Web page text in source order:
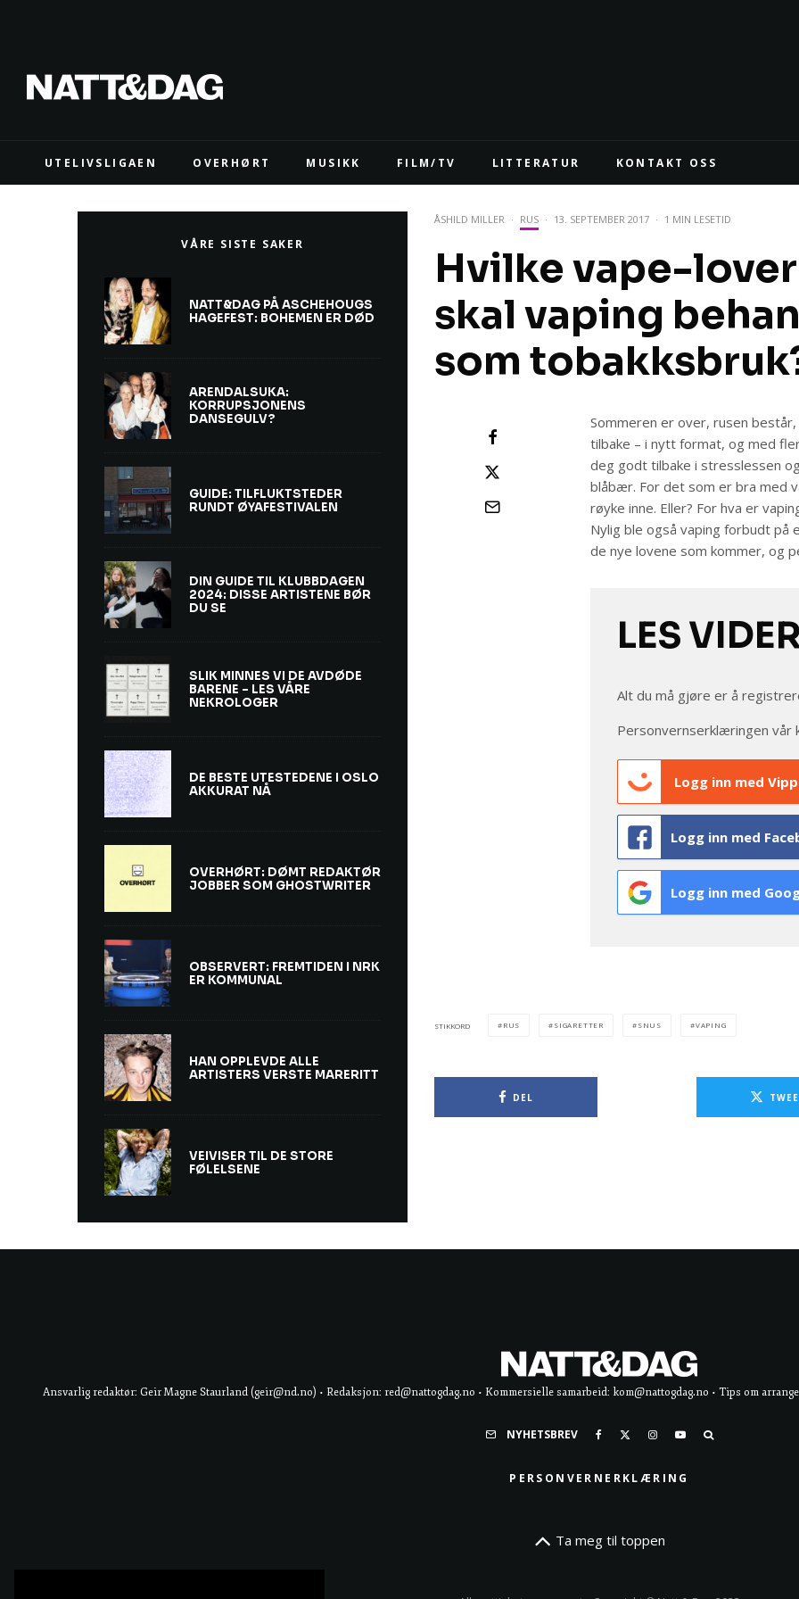
UTELIVSLIGAEN OVERHØRT MUSIKK FILM/TV LITTERATUR KONTAKT OSS
ÅSHILD MILLER · RUS · 13. SEPTEMBER 2017 · 1 MIN LESETID
Hvilke vape-
skal vaping
som
Sommeren er over, rusen
tilbake – i nytt format, og med
deg godt tilbake i stresslessen
blåbær. For det som er bra med
røyke inne. Eller? For hva er
Nylig ble også vaping forbudt
de nye lovene som kommer, og
LES
Alt du må gjøre er å
Personvernserklæringen vår
Logg inn med
Logg inn med
Logg inn med
STIKKORD RUS SIGARETTER SNUS VAPING
DEL
VÅRE SISTE SAKER
NATT&DAG PÅ ASCHEHOUGS
HAGEFEST: BOHEMEN ER DØD
ARENDALSUKA:
KORRUPSJONENS
DANSEGULV?
GUIDE: TILFLUKTSTEDER
RUNDT ØYAFESTIVALEN
DIN GUIDE TIL KLUBBDAGEN
2024: DISSE ARTISTENE BØR
DU SE
SLIK MINNES VI DE AVDØDE
BARENE – LES VÅRE
NEKROLOGER
DE BESTE UTESTEDENE I OSLO
AKKURAT NÅ
OVERHØRT: DØMT REDAKTØR
JOBBER SOM GHOSTWRITER
OBSERVERT: FREMTIDEN I NRK
ER KOMMUNAL
HAN OPPLEVDE ALLE
ARTISTERS VERSTE MARERITT
VEIVISER TIL DE STORE
FØLELSENE
Ansvarlig redaktør: Geir Magne Staurland (geir@nd.no) • Redaksjon: red@nattogdag.no • Kommersielle samarbeid: kom@nattogdag.no • Tips om
NYHETSBREV
PERSONVERNERKLÆRING
Ta meg til toppen